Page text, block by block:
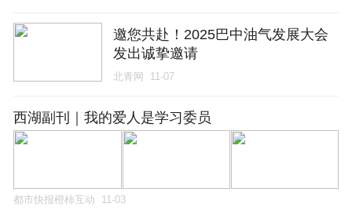
邀您共赴！2025巴中油气发展大会
发出诚挚邀请
北青网 11-07
西湖副刊｜我的爱人是学习委员
都市快报橙柿互动 11-03